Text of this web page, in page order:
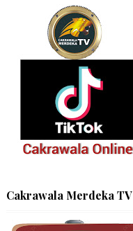
Cakrawala Merdeka TV